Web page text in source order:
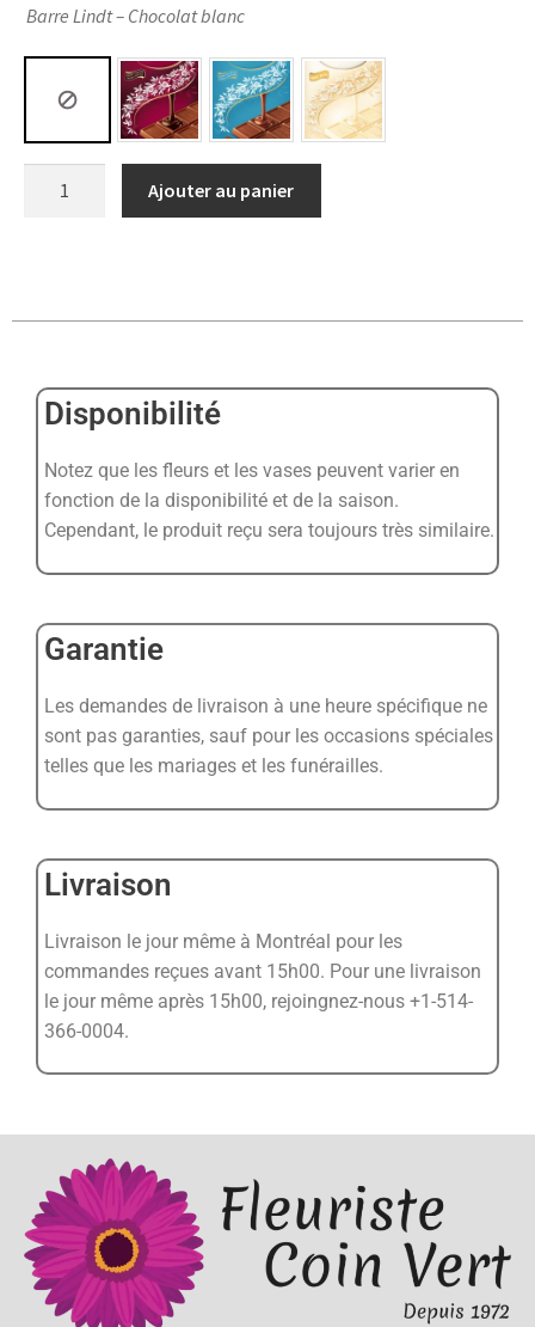
Barre Lindt – Chocolat blanc
Ajouter au panier
Disponibilité
Notez que les fleurs et les vases peuvent varier en
fonction de la disponibilité et de la saison.
Cependant, le produit reçu sera toujours très similaire.
Garantie
Les demandes de livraison à une heure spécifique ne
sont pas garanties, sauf pour les occasions spéciales
telles que les mariages et les funérailles.
Livraison
Livraison le jour même à Montréal pour les
commandes reçues avant 15h00. Pour une livraison
le jour même après 15h00, rejoingnez-nous +1-514-
366-0004.